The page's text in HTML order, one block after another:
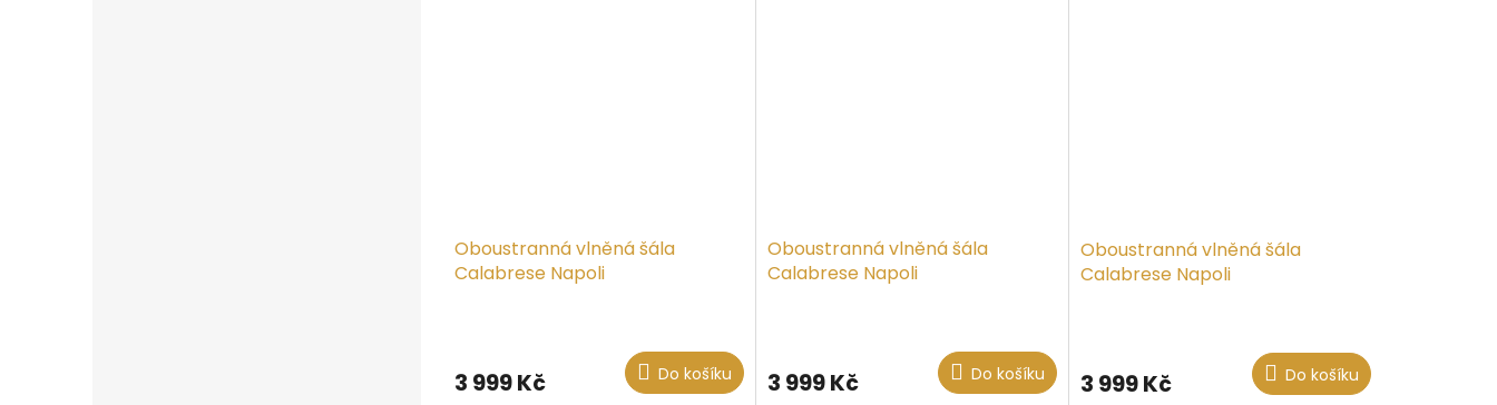
Oboustranná vlněná šála
Calabrese Napoli
3 999 Kč Do košíku
Oboustranná vlněná šála
Calabrese Napoli
3 999 Kč Do košíku
Oboustranná vlněná šála
Calabrese Napoli
3 999 Kč Do košíku